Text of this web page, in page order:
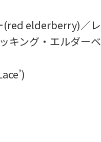
(red elderberry)／レ
キング・エルダーベ